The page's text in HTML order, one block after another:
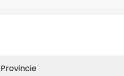
Provincie